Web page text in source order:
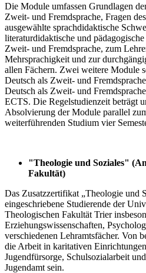
Die Module umfassen Grundlagen
Zweit- und Fremdsprache, Fragen
ausgewählte sprachdidaktische
literaturdidaktische und
Zweit- und Fremdsprache, zum
Mehrsprachigkeit und zur
allen Fächern. Zwei weitere Module
Deutsch als Zweit- und
Deutsch als Zweit- und
ECTS. Die Regelstudienzeit beträgt
Absolvierung der Module parallel
weiterführenden Studium vier
"Theologie und Soziales"
Fakultät)
Das Zusatzzertifikat „Theologie und
eingeschriebene Studierende der
Theologischen Fakultät Trier
Erziehungswissenschaften,
verschiedenen Lehramtsfächer. Von
die Arbeit in karitativen
Jugendfürsorge, Schulsozialarbeit
Jugendamt sein.